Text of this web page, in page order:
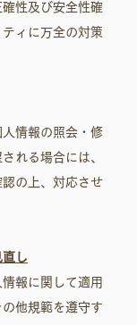
性及び安全性確
ィに万全の対策
情報の照会・修
れる場合には、
の上、対応させ
し
報に関して適用
他規範を遵守す